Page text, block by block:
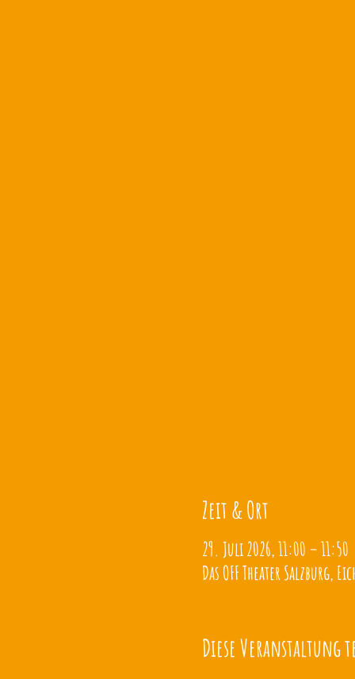
Zeit & Ort
29. Juli 2026, 11:00 – 11:50
Das OFF Theater Salzburg,
Diese Veranstaltung